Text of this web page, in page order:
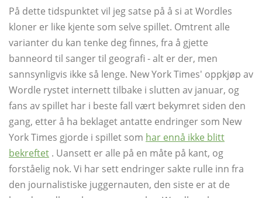
På dette tidspunktet vil jeg satse på å si at Wordles
kloner er like kjente som selve spillet. Omtrent alle
varianter du kan tenke deg finnes, fra å gjette
banneord til sanger til geografi - alt er der, men
sannsynligvis ikke så lenge. New York Times' oppkjøp av
Wordle rystet internett tilbake i slutten av januar, og
fans av spillet har i beste fall vært bekymret siden den
gang, etter å ha beklaget antatte endringer som New
York Times gjorde i spillet som har ennå ikke blitt
bekreftet . Uansett er alle på en måte på kant, og
forståelig nok. Vi har sett endringer sakte rulle inn fra
den journalistiske juggernauten, den siste er at de